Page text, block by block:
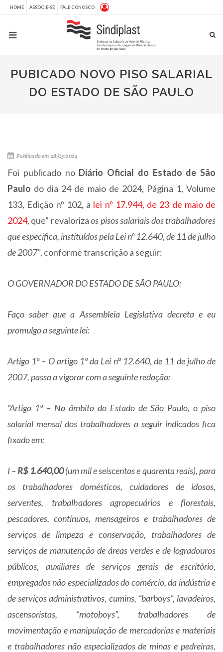
HOME ASSOCIE-SE FALE CONOSCO
PUBICADO NOVO PISO SALARIAL
DO ESTADO DE SÃO PAULO
Publicado em 28/05/2024
Foi publicado no Diário Oficial do Estado de São
Paulo do dia 24 de maio de 2024, Página 1, Volume
133, Edição nº 102, a lei nº 17.944, de 23 de maio de
2024, que” revalorizaos pisos salariais dos trabalhadores
que especifica, instituídos pela Lei nº 12.640, de 11 de julho
de 2007”, conforme transcrição a seguir:
O GOVERNADOR DO ESTADO DE SÃO PAULO:
Faço saber que a Assembleia Legislativa decreta e eu
promulgo a seguinte lei:
Artigo 1º – O artigo 1º da Lei n° 12.640, de 11 de julho de
2007, passa a vigorar com a seguinte redação:
“Artigo 1º – No âmbito do Estado de São Paulo, o piso
salarial mensal dos trabalhadores a seguir indicados fica
fixado em:
I – R$ 1.640,00(um mil e seiscentos e quarenta reais), para
os trabalhadores domésticos, cuidadores de idosos,
serventes, trabalhadores agropecuários e florestais,
pescadores, contínuos, mensageiros e trabalhadores de
serviços de limpeza e conservação, trabalhadores de
serviços de manutenção de áreas verdes e de logradouros
públicos, auxiliares de serviços gerais de escritório,
empregados não especializados do comércio, da indústria e
de serviços administrativos, cumins, “barboys”, lavadeiros,
ascensoristas, “motoboys”, trabalhadores de
movimentação e manipulação de mercadorias e materiais
e trabalhadores não especializados de minas e pedreiras,